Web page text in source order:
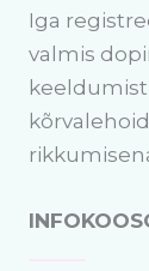
Iga
valmis